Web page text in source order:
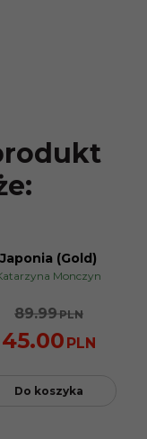
Japonia (Gold)
Monczyn
89.99PLN
45.00 PLN
Do koszyka